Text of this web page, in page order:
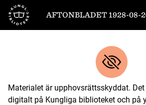
Till startsidan
AFTONBLADET 1928-08-
Materialet är upphovsrättsskyddat.
digitalt på Kungliga biblioteket och på